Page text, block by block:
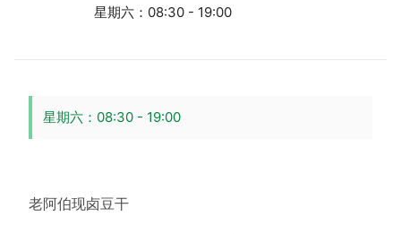
星期六：08:30 - 19:00
星期六：08:30 - 19:00
老阿伯现卤豆干